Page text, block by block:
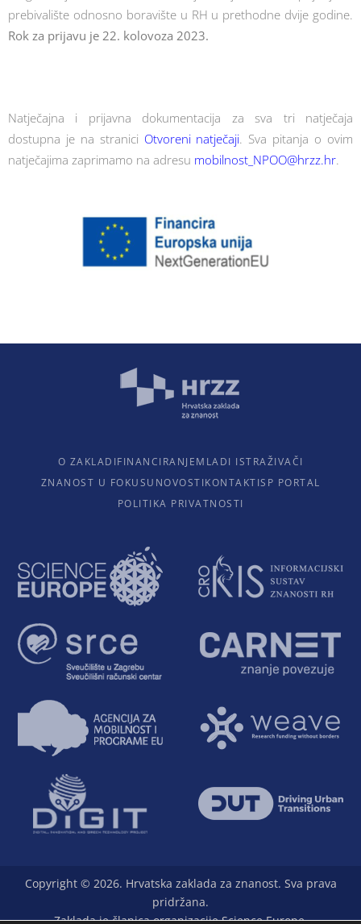
prebivalište odnosno boravište u RH u prethodne dvije godine.
Rok za prijavu je 22. kolovoza 2023.
Natječajna i prijavna dokumentacija za sva tri natječaja
dostupna je na stranici Otvoreni natječaji. Sva pitanja o ovim
natječajima zaprimamo na adresu mobilnost_NPOO@hrzz.hr.
O ZAKLADIFINANCIRANJEMLADI ISTRAŽIVAČI
ZNANOST U FOKUSU NOVOSTIKONTAKTISP PORTAL
POLITIKA PRIVATNOSTI
Copyright © 2026. Hrvatska zaklada za znanost. Sva prava
pridržana.
Zaklada je članica organizacije Science Europe.